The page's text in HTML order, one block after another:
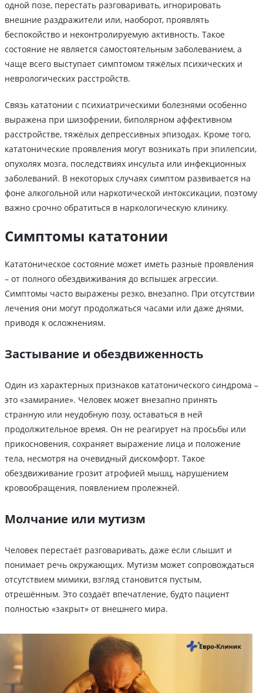
одной позе, перестать разговаривать, игнорировать
внешние раздражители или, наоборот, проявлять
беспокойство и неконтролируемую активность. Такое
состояние не является самостоятельным заболеванием, а
чаще всего выступает симптомом тяжёлых психических и
неврологических расстройств.
Связь кататонии с психиатрическими болезнями особенно
выражена при шизофрении, биполярном аффективном
расстройстве, тяжёлых депрессивных эпизодах. Кроме того,
кататонические проявления могут возникать при эпилепсии,
опухолях мозга, последствиях инсульта или инфекционных
заболеваний. В некоторых случаях симптом развивается на
фоне алкогольной или наркотической интоксикации, поэтому
важно срочно обратиться в наркологическую клинику.
Симптомы кататонии
Кататоническое состояние может иметь разные проявления
– от полного обездвиживания до вспышек агрессии.
Симптомы часто выражены резко, внезапно. При отсутствии
лечения они могут продолжаться часами или даже днями,
приводя к осложнениям.
Застывание и обездвиженность
Один из характерных признаков кататонического синдрома –
это «замирание». Человек может внезапно принять
странную или неудобную позу, оставаться в ней
продолжительное время. Он не реагирует на просьбы или
прикосновения, сохраняет выражение лица и положение
тела, несмотря на очевидный дискомфорт. Такое
обездвиживание грозит атрофией мышц, нарушением
кровообращения, появлением пролежней.
Молчание или мутизм
Человек перестаёт разговаривать, даже если слышит и
понимает речь окружающих. Мутизм может сопровождаться
отсутствием мимики, взгляд становится пустым,
отрешённым. Это создаёт впечатление, будто пациент
полностью «закрыт» от внешнего мира.